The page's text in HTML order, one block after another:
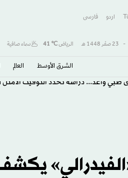
اردو فارسى
- 23 صفَر 1448 هـ الرياض℃
41 سماء صافية
الشرق الأوسط​ العالم
طبي واعد... دراسة تحدد التوقيت